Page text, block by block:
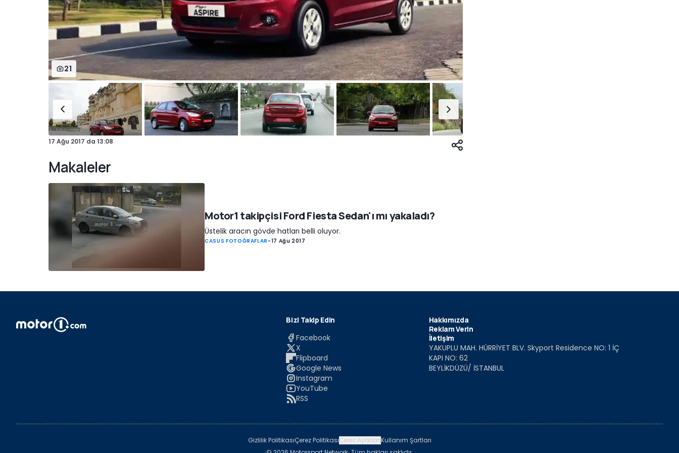
21
17 Ağu 2017 da 13:08
Makaleler
Motor1 takipçisi Ford Fiesta Sedan'ı mı yakaladı?
Üstelik aracın gövde hatları belli oluyor.
CASUS FOTOĞRAFLAR -17 Ağu 2017
Bizi Takip Edin
Facebook
X
Flipboard
Google News
Instagram
YouTube
RSS
Hakkımızda
Reklam Verin
İletişim
YAKUPLU MAH. HÜRRİYET BLV. Skyport Residence NO: 1 İÇ
KAPI NO: 62
BEYLİKDÜZÜ/ İSTANBUL
Gizlilik PolitikasıÇerez PolitikasıÇerez AyarlarıKullanım Şartları